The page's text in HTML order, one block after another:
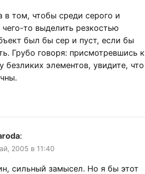
в том, чтобы среди серого и
чего-то выделить резкостью
был бы сер и пуст, если бы
Грубо говоря: присмотревшись к
безликих элементов, увидите, что
:
2005 в 11:40
сильный замысел. Но я бы этот